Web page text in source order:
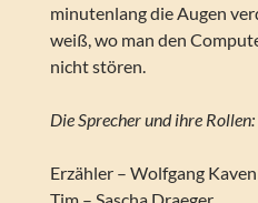
minutenlang die Augen
weiß, wo man den
nicht stören.
Die Sprecher und ihre Rollen:
Erzähler – Wolfgang Kaven